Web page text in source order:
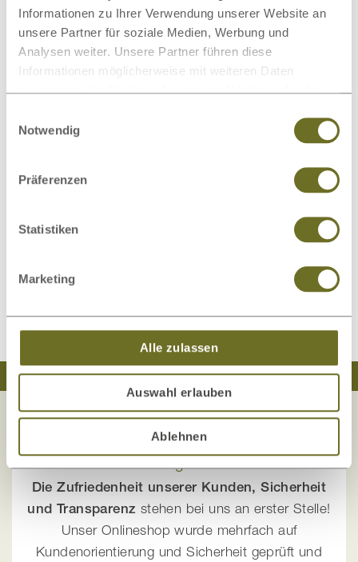
Informationen zu Ihrer Verwendung unserer Website an
unsere Partner für soziale Medien, Werbung und
Analysen weiter. Unsere Partner führen diese
Informationen möglicherweise mit weiteren Daten
zusammen, die Sie ihnen bereitgestellt haben oder die
haben.
Notwendig
Präferenzen
Statistiken
Marketing
Alle zulassen
Auswahl erlauben
Ablehnen
Wolldecken
Dieses Produkt bewerten
Schreiben Sie Ihre Meinung zu diesem Artikel:
Kundenrezension verfassen
Traumhaft schlafen Natürlich wohnen
Die Zufriedenheit unserer Kunden, Sicherheit
und Transparenz stehen bei uns an erster Stelle!
Unser Onlineshop wurde mehrfach auf
Kundenorientierung und Sicherheit geprüft und